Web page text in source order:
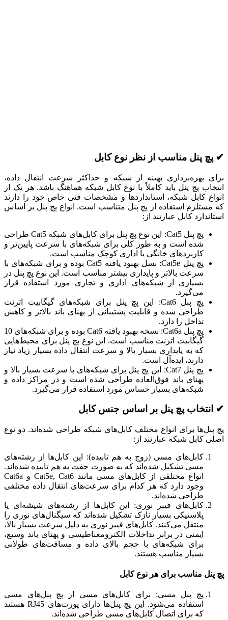
✔ پچ پنل مناسب از نظر نوع کابل
برای بهره‌برداری بهینه از شبکه و حداکثر سرعت انتقال داده،
انتخاب پچ پنل باید کاملاً با نوع کابل شبکه هماهنگ باشد. هر یک از
انواع کابل شبکه، استانداردها و مشخصات فنی خاص خود را دارند
که مستلزم استفاده از پچ پنل متناسب است. انواع پچ پنل بر اساس
استاندارد کابل عبارتند از:
پچ پنل Cat5: این نوع پچ پنل برای کابل‌های شبکه Cat5 طراحی
شده است و به طور کلی برای شبکه‌های با سرعت پایین‌تر و
کاربردهای خانگی یا اداری کوچک مناسب است.
پچ پنل Cat5e: نسل بهبود یافته Cat5 بوده و برای شبکه‌های با
سرعت بالاتر و پایداری بیشتر مناسب است. این نوع پچ پنل در
بسیاری از شبکه‌های اداری و تجاری مورد استفاده قرار
می‌گیرد.
پچ پنل Cat6: این پچ پنل برای شبکه‌های گیگابیت اترنت
طراحی شده و قابلیت پشتیبانی از پهنای باند بالاتر و کاهش
تداخل را دارد.
پچ پنل Cat6a: نسخه بهبود یافته Cat6 بوده و برای شبکه‌های 10
گیگابیت اترنت مناسب است. این نوع پچ پنل برای محیط‌هایی
که به پایداری بسیار بالا و سرعت انتقال داده بسیار زیاد نیاز
دارند، ایده‌آل است.
پچ پنل Cat7: این پچ پنل برای شبکه‌های با سرعت بسیار بالا و
پهنای باند فوق‌العاده طراحی شده است و در مراکز داده و
شبکه‌های بسیار حساس مورد استفاده قرار می‌گیرد.
✔ انتخاب پچ پنل بر اساس جنس کابل
پچ پنل‌ها برای انواع مختلف کابل‌های شبکه طراحی شده‌اند. دو نوع
اصلی کابل شبکه عبارتند از:
کابل‌های مسی (زوج به هم تابیده): این کابل‌ها از رشته‌های
مسی تشکیل شده‌اند که به صورت جفت به هم تابیده شده‌اند.
انواع مختلفی از کابل‌های مسی مانند Cat5e, Cat6 و Cat6a
وجود دارد که هر کدام برای سرعت‌های انتقال داده مختلفی
طراحی شده‌اند.
کابل‌های فیبر نوری: این کابل‌ها از رشته‌های شیشه‌ای یا
پلاستیکی بسیار نازک تشکیل شده‌اند که سیگنال‌های نوری را
منتقل می‌کنند. کابل‌های فیبر نوری به دلیل سرعت بسیار بالا،
ایمنی در برابر تداخلات الکترومغناطیسی و پهنای باند وسیع،
برای شبکه‌های با حجم بالای داده و مسافت‌های طولانی
بسیار مناسب هستند.
پچ پنل مناسب برای هر نوع کابل
پچ پنل مسی: برای کابل‌های مسی از پچ پنل‌های مسی
استفاده می‌شود. این پچ پنل‌ها دارای پورت‌های RJ45 هستند
که برای اتصال کابل‌های مسی طراحی شده‌اند.